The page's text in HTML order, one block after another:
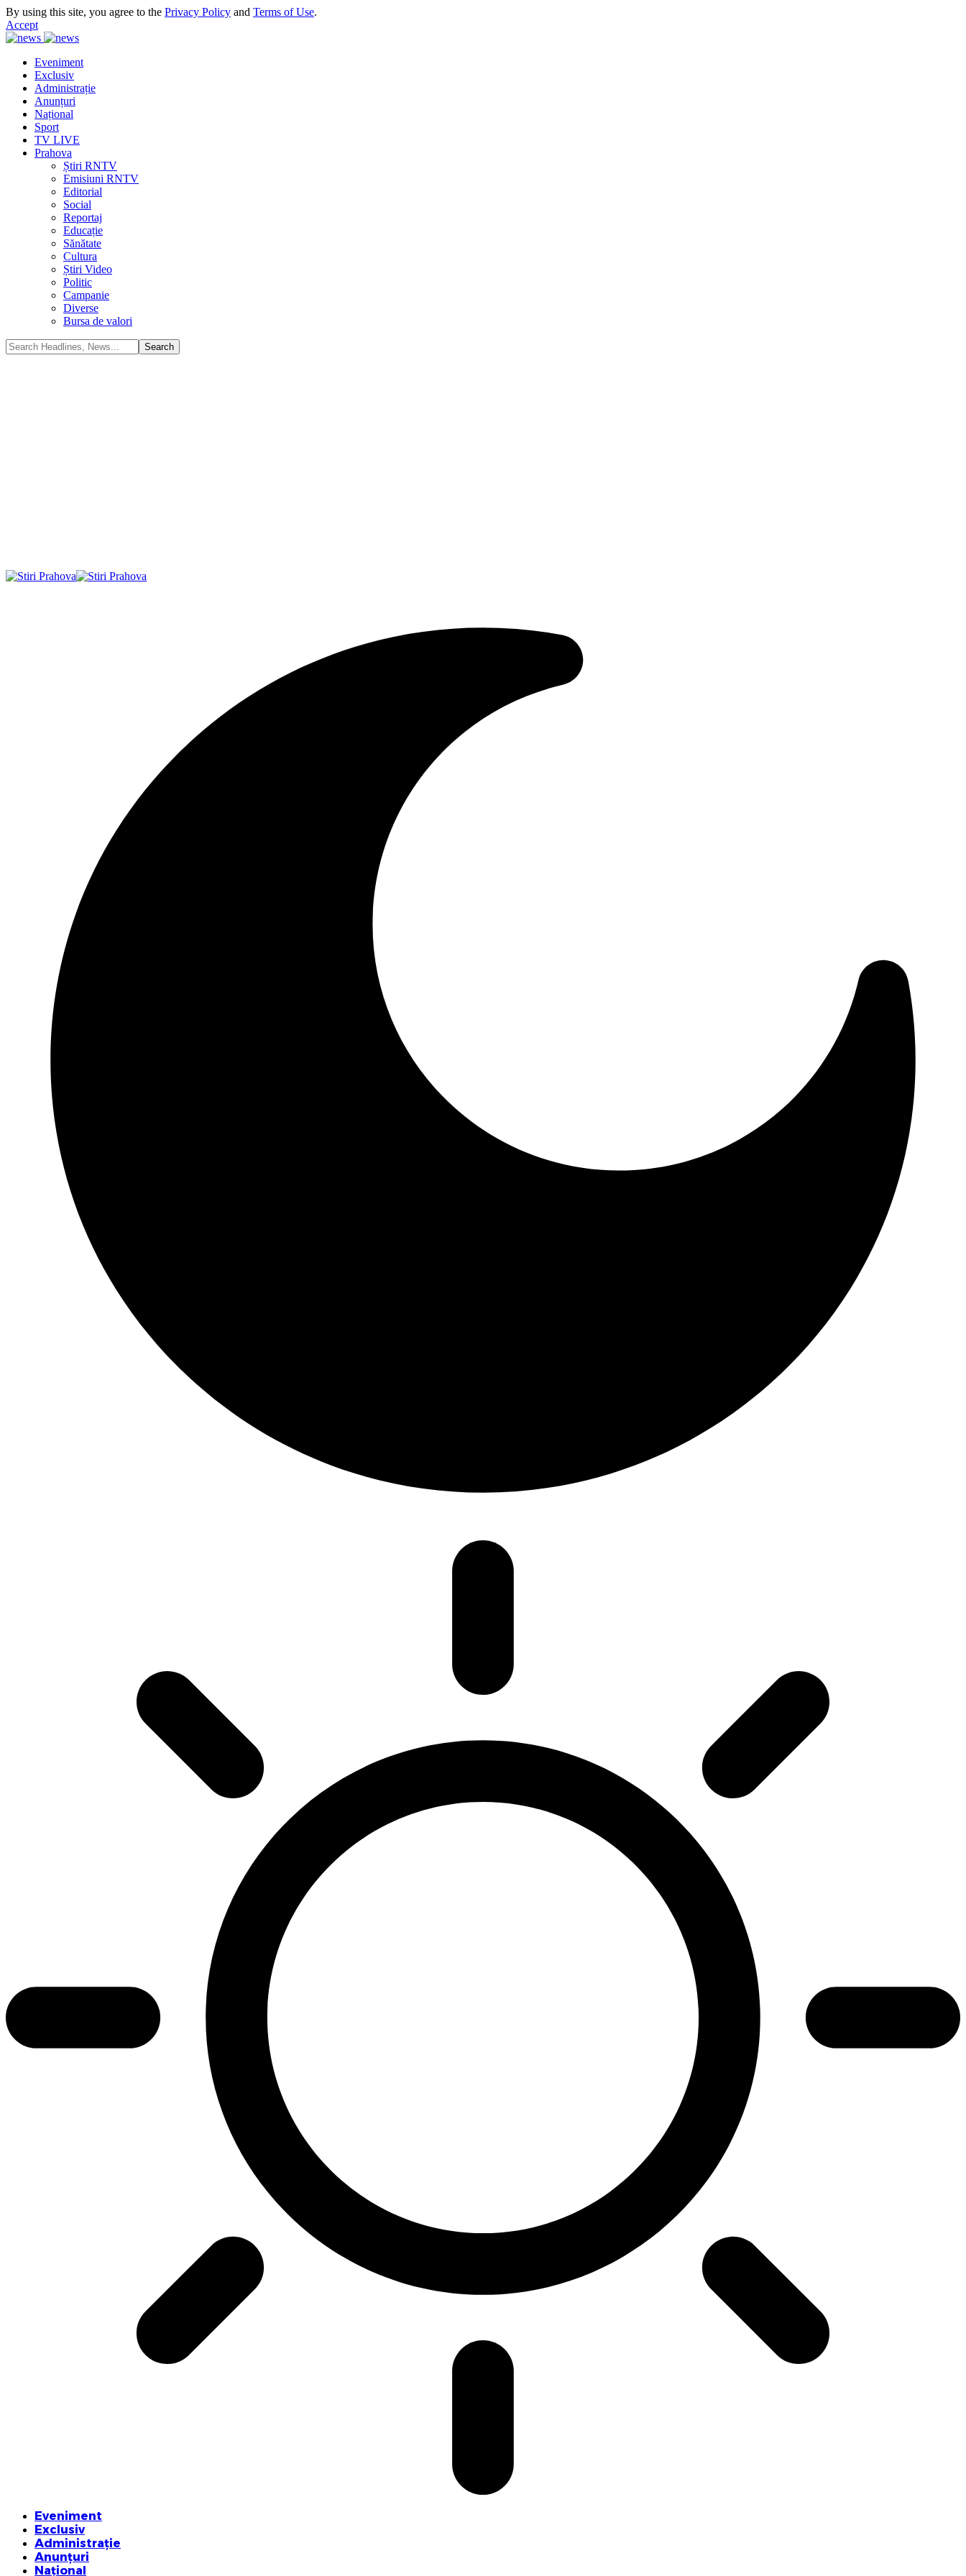
By using this site, you agree to the Privacy Policy and Terms of Use.
Accept
Eveniment
Exclusiv
Administrație
Anunțuri
Național
Sport
TV LIVE
Prahova
Știri RNTV
Emisiuni RNTV
Editorial
Social
Reportaj
Educație
Sănătate
Cultura
Știri Video
Politic
Campanie
Diverse
Bursa de valori
Eveniment
Exclusiv
Administrație
Anunțuri
Național